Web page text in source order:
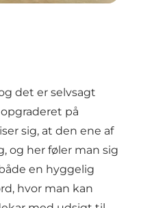
det er selvsagt
på
sig, at den ene af
og her føler man sig
en hyggelig
hvor man kan